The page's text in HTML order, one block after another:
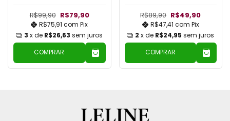
R$99,90 R$79,90
R$75,91com Pix
3 x de R$26,63 sem juros
COMPRAR
R$89,90 R$49,90
R$47,41 com Pix
2 x de R$24,95 sem juros
COMPRAR